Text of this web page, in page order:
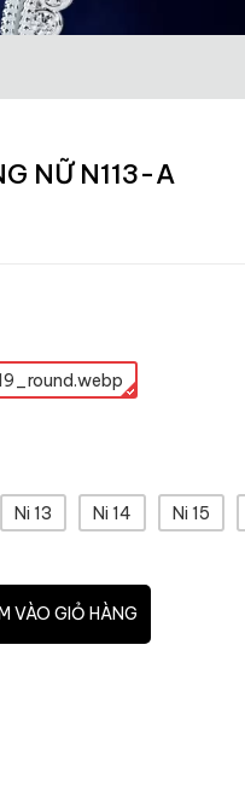
NỮ N113-A
Ni 13 Ni 14 Ni 15
VÀO GIỎ HÀNG